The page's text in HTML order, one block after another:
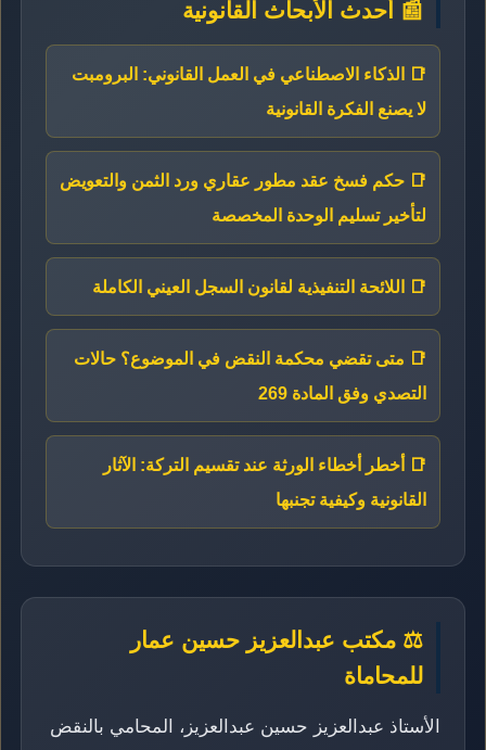
📰 أحدث الأبحاث القانونية
📑 الذكاء الاصطناعي في العمل القانوني: البرومبت
لا يصنع الفكرة القانونية
📑 حكم فسخ عقد مطور عقاري ورد الثمن والتعويض
لتأخير تسليم الوحدة المخصصة
📑 اللائحة التنفيذية لقانون السجل العيني الكاملة
📑 متى تقضي محكمة النقض في الموضوع؟ حالات
التصدي وفق المادة 269
📑 أخطر أخطاء الورثة عند تقسيم التركة: الآثار
القانونية وكيفية تجنبها
⚖️ مكتب عبدالعزيز حسين عمار
للمحاماة
الأستاذ عبدالعزيز حسين عبدالعزيز، المحامي بالنقض